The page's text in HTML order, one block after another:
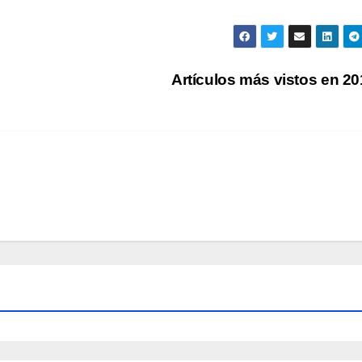
Artículos más vistos en